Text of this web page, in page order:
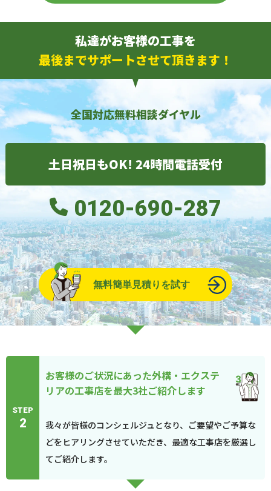
私達がお客様の工事を
最後までサポートさせて頂きます！
全国対応無料相談ダイヤル
土日祝日もOK! 24時間電話受付
0120-690-287
無料簡単見積りを試す
STEP
2
お客様のご状況にあった外構・エクステ
リアの工事店を最大3社ご紹介します
我々が皆様のコンシェルジュとなり、ご要望やご予算な
どをヒアリングさせていただき、最適な工事店を厳選し
てご紹介します。